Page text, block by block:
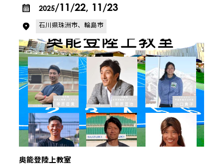
2025/11/22, 11/23
石川県珠洲市、輪島市
奥能登陸上教室